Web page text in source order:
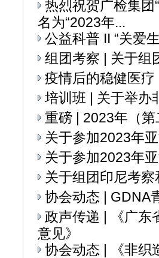
热烈祝贺广检集团
名为“2023年...
公益科普 II “关爱
组团考察 | 关于组
疫情后的稳健医
培训班 | 关于举办
重磅 | 2023年（
关于参加2023年
关于参加2023年
关于组团印尼考
协会动态 | GDNA
政声传递 | 《广东
意见》
协会动态 | 《非织